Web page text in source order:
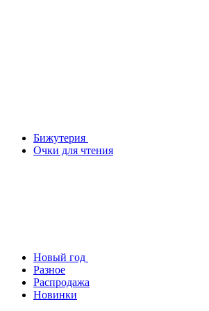
Бижутерия
Очки для чтения
Новый год
Разное
Распродажа
Новинки